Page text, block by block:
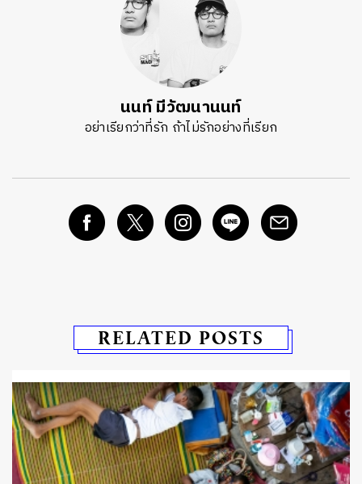
นนท์ มีวัฒนานนท์
อย่าเรียกว่าที่รัก ถ้าไม่รักอย่างที่เรียก
RELATED POSTS